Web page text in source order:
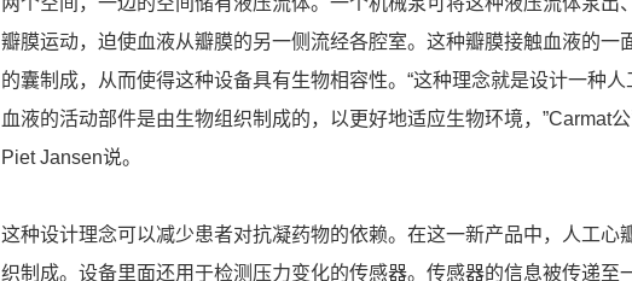
瓣膜运动，迫使血液从瓣膜的另一侧流经各腔室。这种瓣膜接触血液的一
的囊制成，从而使得这种设备具有生物相容性。“这种理念就是设计一种
血液的活动部件是由生物组织制成的，以更好地适应生物环境，”Carmat
Piet Jansen说。
这种设计理念可以减少患者对抗凝药物的依赖。在这一新产品中，人工心
织制成。设备里面还用于检测压力变化的传感器。传感器的信息被传递至